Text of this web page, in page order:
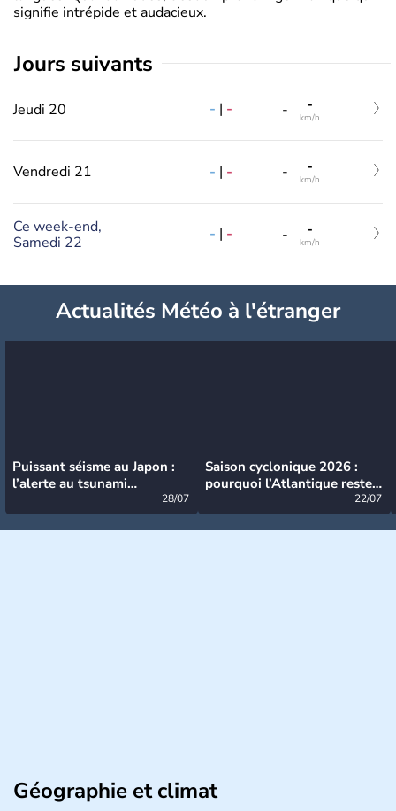
signifie intrépide et audacieux.
jours suivants
Jeudi 20 - | - - -
km/h
Vendredi 21 - | - - -
km/h
Ce week-end,
Samedi 22
- | - - -
km/h
Actualités Météo à l'étranger
Puissant séisme au Japon :
l’alerte au tsunami
28/07
Saison cyclonique 2026 :
pourquoi l’Atlantique reste
22/07
Géographie et climat